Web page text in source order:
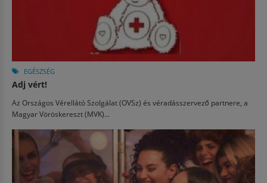
EGÉSZSÉG
Adj vért!
Az Országos Vérellátó Szolgálat (OVSz) és véradásszervező partnere, a
Magyar Vöröskereszt (MVK)...